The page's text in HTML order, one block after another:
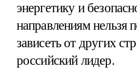
энергетику и
направлениям нельзя
зависеть от других
российский лидер.